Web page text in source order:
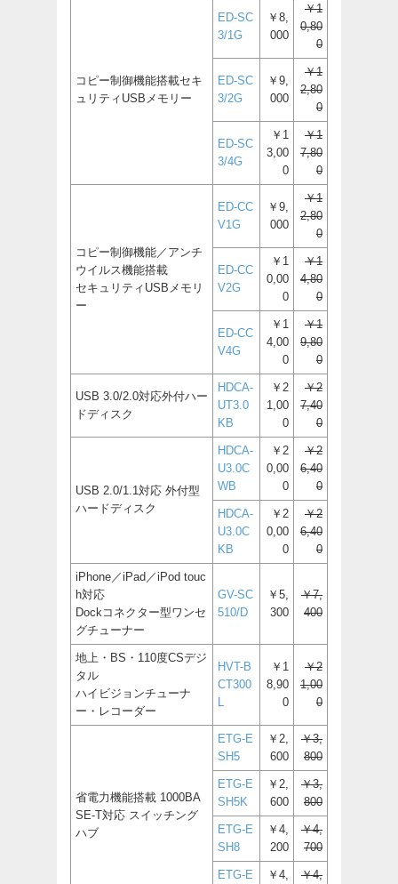
コピー制御機能搭載セキ
ュリティUSBメモリー
ED-SC
3/1G
￥8,
000
￥1
0,80
0
ED-SC
3/2G
￥9,
000
￥1
2,80
0
ED-SC
3/4G
￥1
3,00
0
￥1
7,80
0
コピー制御機能／アンチ
ウイルス機能搭載
セキュリティUSBメモリ
ー
ED-CC
V1G
￥9,
000
￥1
2,80
0
ED-CC
V2G
￥1
0,00
0
￥1
4,80
0
ED-CC
V4G
￥1
4,00
0
￥1
9,80
0
USB 3.0/2.0対応外付ハー
ドディスク
HDCA-
UT3.0
KB
￥2
1,00
0
￥2
7,40
0
USB 2.0/1.1対応 外付型
ハードディスク
HDCA-
U3.0C
WB
￥2
0,00
0
￥2
6,40
0
HDCA-
U3.0C
KB
￥2
0,00
0
￥2
6,40
0
iPhone／iPad／iPod touc
h対応
Dockコネクター型ワンセ
グチューナー
GV-SC
510/D
￥5,
300
￥7,
400
地上・BS・110度CSデジ
タル
ハイビジョンチューナ
ー・レコーダー
HVT-B
CT300
￥1
8,90
0
￥2
1,00
0
省電力機能搭載 1000BA
SE-T対応 スイッチング
ハブ
ETG-E
SH5
￥2,
600
￥3,
800
ETG-E
SH5K
￥2,
600
￥3,
800
ETG-E
SH8
￥4,
200
￥4,
700
ETG-E
￥4,
￥4,